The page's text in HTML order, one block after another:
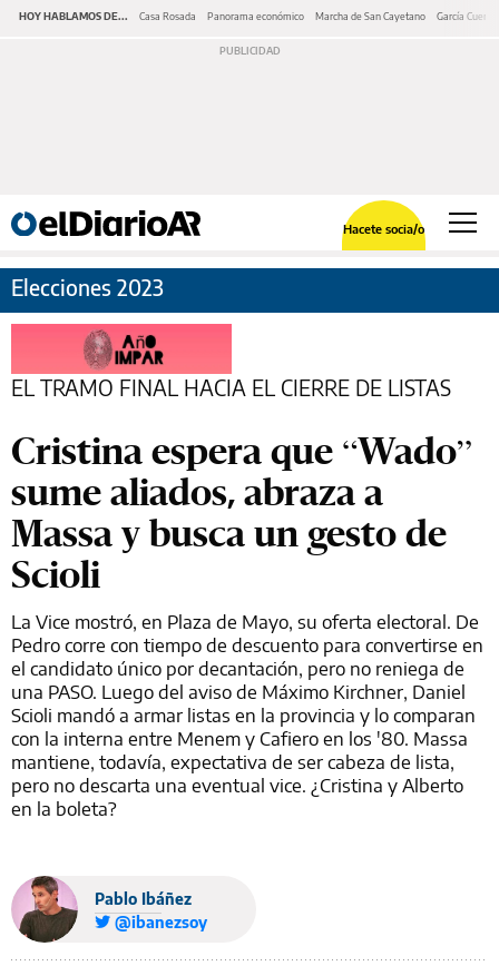
HOY HABLAMOS DE... Casa Rosada Panorama económico Marcha de San Cayetano García Cuerva
Hacete socia/o
Elecciones 2023
EL TRAMO FINAL HACIA EL CIERRE DE LISTAS
Cristina espera que “Wado”
sume aliados, abraza a
Massa y busca un gesto de
Scioli
La Vice mostró, en Plaza de Mayo, su oferta electoral. De
Pedro corre con tiempo de descuento para convertirse en
el candidato único por decantación, pero no reniega de
una PASO. Luego del aviso de Máximo Kirchner, Daniel
Scioli mandó a armar listas en la provincia y lo comparan
con la interna entre Menem y Cafiero en los '80. Massa
mantiene, todavía, expectativa de ser cabeza de lista,
pero no descarta una eventual vice. ¿Cristina y Alberto
en la boleta?
Pablo Ibáñez
@ibanezsoy